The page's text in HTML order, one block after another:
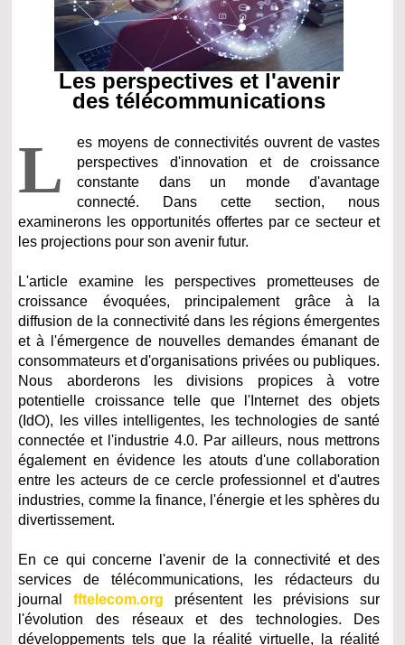
Les perspectives et l'avenir
des télécommunications
L
es moyens de connectivités ouvrent de vastes
perspectives d'innovation et de croissance
constante dans un monde d'avantage
connecté. Dans cette section, nous
examinerons les opportunités offertes par ce secteur et
les projections pour son avenir futur.
L'article examine les perspectives prometteuses de
croissance évoquées, principalement grâce à la
diffusion de la connectivité dans les régions émergentes
et à l'émergence de nouvelles demandes émanant de
consommateurs et d'organisations privées ou publiques.
Nous aborderons les divisions propices à votre
potentielle croissance telle que l'Internet des objets
(IdO), les villes intelligentes, les technologies de santé
connectée et l'industrie 4.0. Par ailleurs, nous mettrons
également en évidence les atouts d'une collaboration
entre les acteurs de ce cercle professionnel et d'autres
industries, comme la finance, l'énergie et les sphères du
divertissement.
En ce qui concerne l'avenir de la connectivité et des
services de télécommunications, les rédacteurs du
journalfftelecom.org présentent les prévisions sur
l'évolution des réseaux et des technologies. Des
développements tels que la réalité virtuelle, la réalité